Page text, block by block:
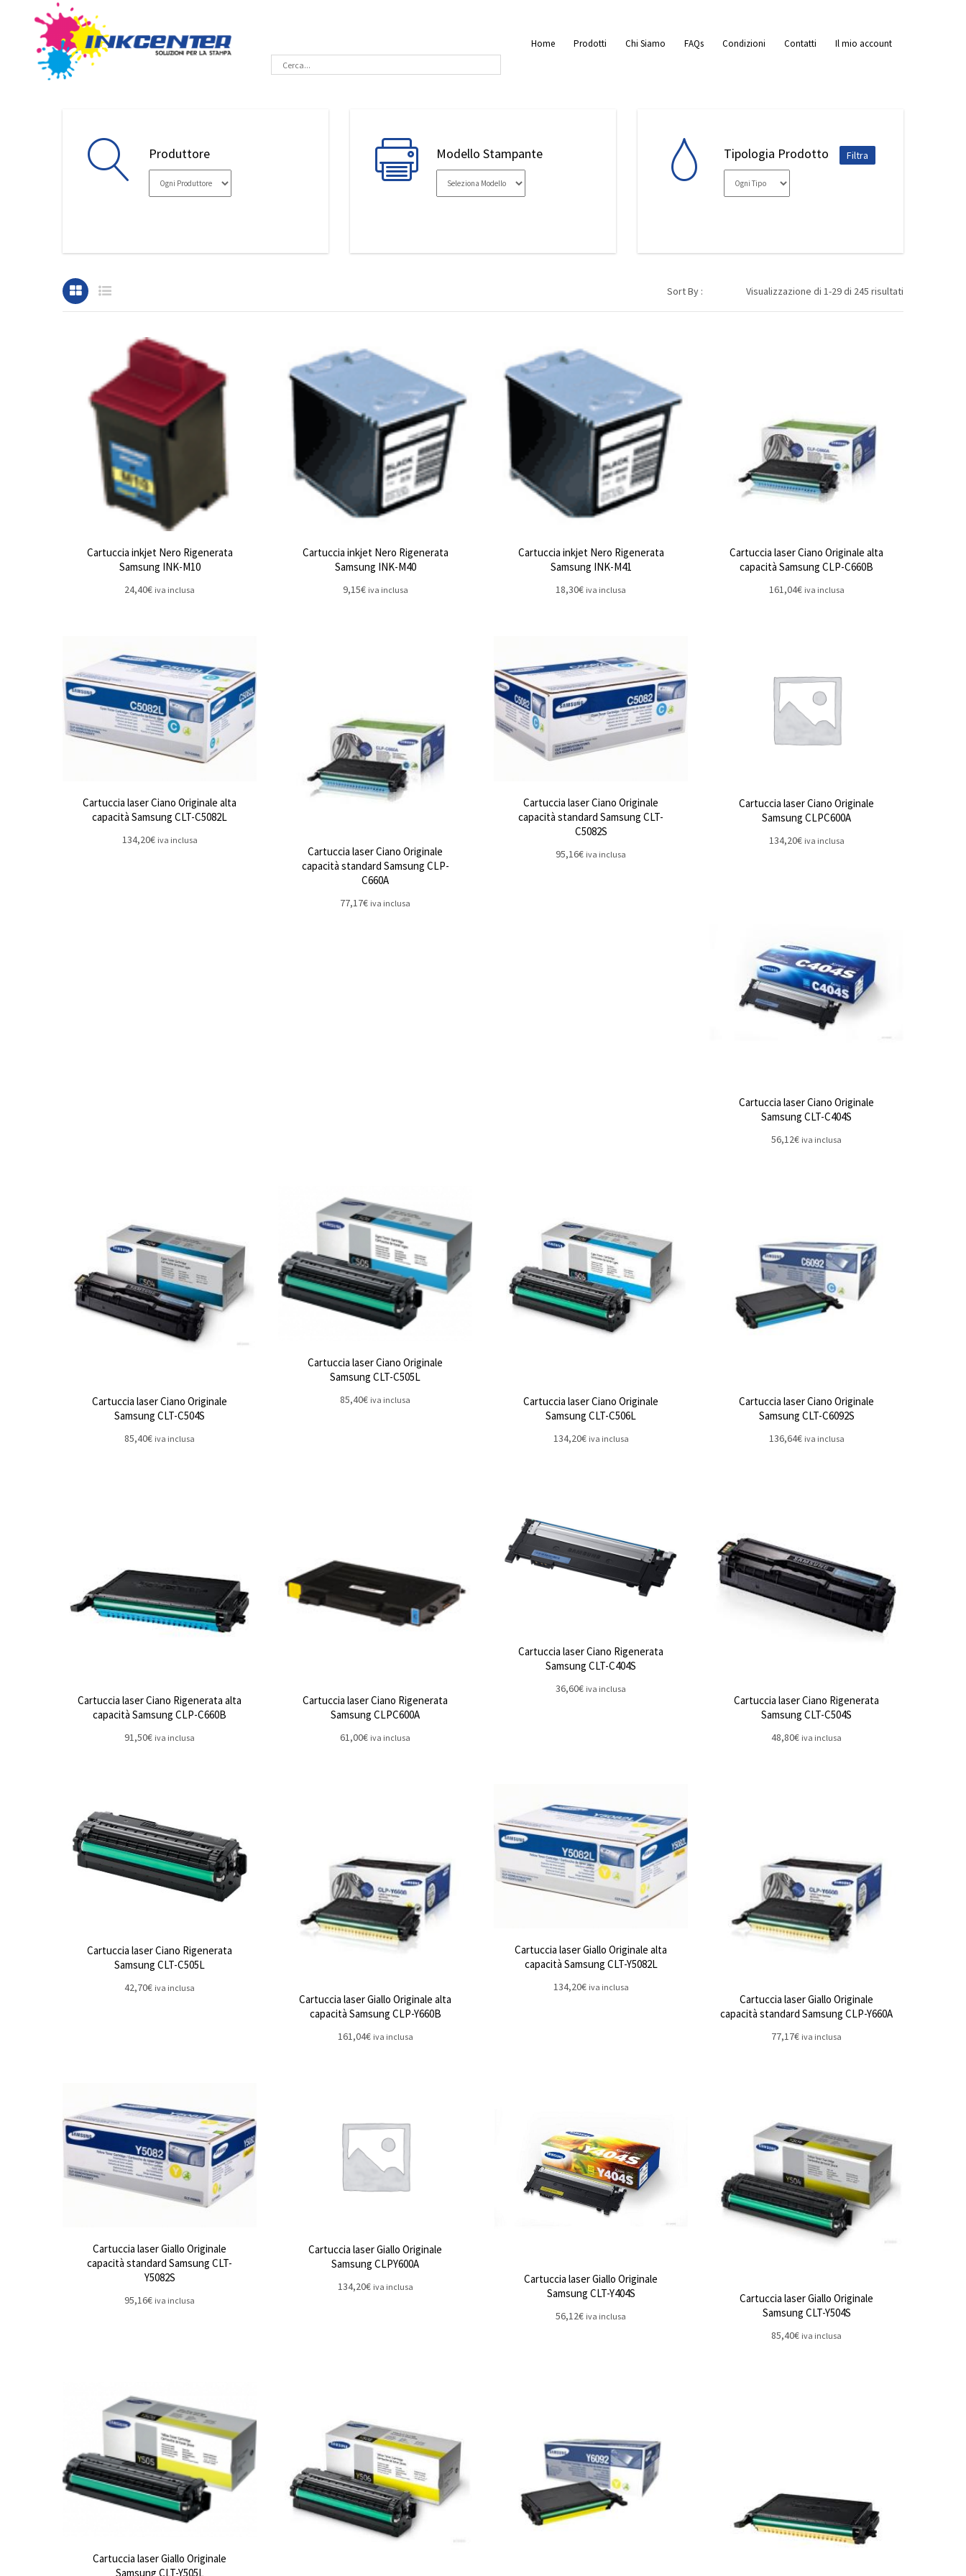
Home Prodotti Chi Siamo FAQs Condizioni Contatti Il mio account
Produttore Modello Stampante Tipologia Prodotto
Visualizzazione di 1-29 di 245 risultati
Sort By :
Cartuccia inkjet Nero Rigenerata
Samsung INK-M10
24,40€ iva inclusa
Cartuccia inkjet Nero Rigenerata
Samsung INK-M40
9,15€ iva inclusa
Cartuccia inkjet Nero Rigenerata
Samsung INK-M41
18,30€ iva inclusa
Cartuccia laser Ciano Originale alta
capacità Samsung CLP-C660B
161,04€ iva inclusa
Cartuccia laser Ciano Originale alta
capacità Samsung CLT-C5082L
134,20€ iva inclusa
Cartuccia laser Ciano Originale
capacità standard Samsung CLP-
C660A
77,17€ iva inclusa
Cartuccia laser Ciano Originale
capacità standard Samsung CLT-
C5082S
95,16€ iva inclusa
Cartuccia laser Ciano Originale
Samsung CLPC600A
134,20€ iva inclusa
Cartuccia laser Ciano Originale
Samsung CLT-C404S
56,12€ iva inclusa
Cartuccia laser Ciano Originale
Samsung CLT-C504S
85,40€ iva inclusa
Cartuccia laser Ciano Originale
Samsung CLT-C505L
85,40€ iva inclusa
Cartuccia laser Ciano Originale
Samsung CLT-C506L
134,20€ iva inclusa
Cartuccia laser Ciano Originale
Samsung CLT-C6092S
136,64€ iva inclusa
Cartuccia laser Ciano Rigenerata alta
capacità Samsung CLP-C660B
91,50€ iva inclusa
Cartuccia laser Ciano Rigenerata
Samsung CLPC600A
61,00€ iva inclusa
Cartuccia laser Ciano Rigenerata
Samsung CLT-C404S
36,60€ iva inclusa
Cartuccia laser Ciano Rigenerata
Samsung CLT-C504S
48,80€ iva inclusa
Cartuccia laser Ciano Rigenerata
Samsung CLT-C505L
42,70€ iva inclusa
Cartuccia laser Giallo Originale alta
capacità Samsung CLP-Y660B
161,04€ iva inclusa
Cartuccia laser Giallo Originale alta
capacità Samsung CLT-Y5082L
134,20€ iva inclusa
Cartuccia laser Giallo Originale
capacità standard Samsung CLP-Y660A
77,17€ iva inclusa
Cartuccia laser Giallo Originale
capacità standard Samsung CLT-
Y5082S
95,16€ iva inclusa
Cartuccia laser Giallo Originale
Samsung CLPY600A
134,20€ iva inclusa
Cartuccia laser Giallo Originale
Samsung CLT-Y404S
56,12€ iva inclusa
Cartuccia laser Giallo Originale
Samsung CLT-Y504S
85,40€ iva inclusa
Cartuccia laser Giallo Originale
Samsung CLT-Y505L